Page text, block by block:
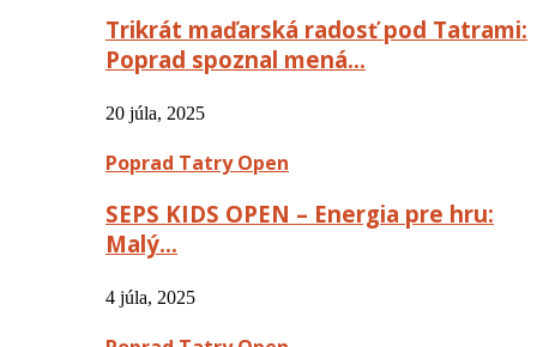
Trikrát maďarská radosť pod Tatrami:
Poprad spoznal mená…
20 júla, 2025
Poprad Tatry Open
SEPS KIDS OPEN – Energia pre hru:
Malý…
4 júla, 2025